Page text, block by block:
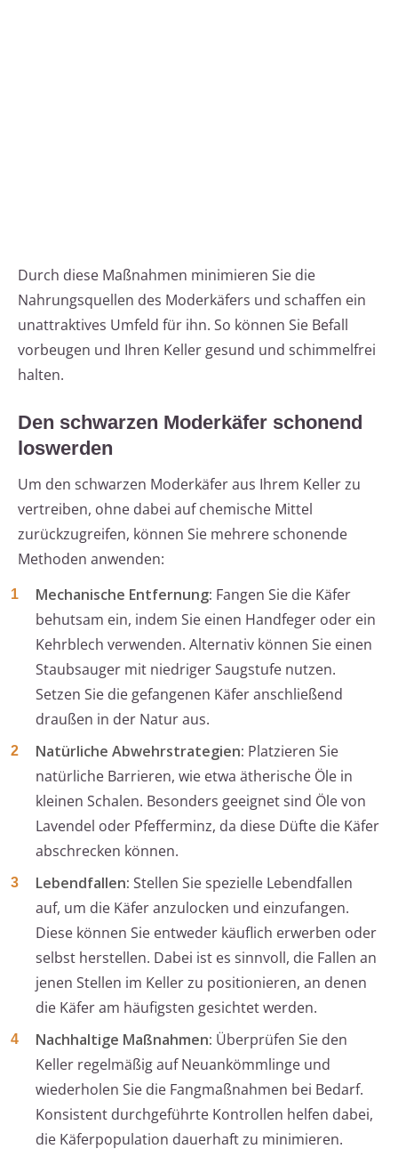
Durch diese Maßnahmen minimieren Sie die
Nahrungsquellen des Moderkäfers und schaffen ein
unattraktives Umfeld für ihn. So können Sie Befall
vorbeugen und Ihren Keller gesund und schimmelfrei
halten.
Den schwarzen Moderkäfer schonend
loswerden
Um den schwarzen Moderkäfer aus Ihrem Keller zu
vertreiben, ohne dabei auf chemische Mittel
zurückzugreifen, können Sie mehrere schonende
Methoden anwenden:
Mechanische Entfernung: Fangen Sie die Käfer
behutsam ein, indem Sie einen Handfeger oder ein
Kehrblech verwenden. Alternativ können Sie einen
Staubsauger mit niedriger Saugstufe nutzen.
Setzen Sie die gefangenen Käfer anschließend
draußen in der Natur aus.
Natürliche Abwehrstrategien: Platzieren Sie
natürliche Barrieren, wie etwa ätherische Öle in
kleinen Schalen. Besonders geeignet sind Öle von
Lavendel oder Pfefferminz, da diese Düfte die Käfer
abschrecken können.
Lebendfallen: Stellen Sie spezielle Lebendfallen
auf, um die Käfer anzulocken und einzufangen.
Diese können Sie entweder käuflich erwerben oder
selbst herstellen. Dabei ist es sinnvoll, die Fallen an
jenen Stellen im Keller zu positionieren, an denen
die Käfer am häufigsten gesichtet werden.
Nachhaltige Maßnahmen: Überprüfen Sie den
Keller regelmäßig auf Neuankömmlinge und
wiederholen Sie die Fangmaßnahmen bei Bedarf.
Konsistent durchgeführte Kontrollen helfen dabei,
die Käferpopulation dauerhaft zu minimieren.